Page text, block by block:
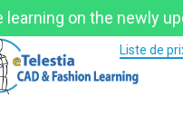
on the newly
Liste de